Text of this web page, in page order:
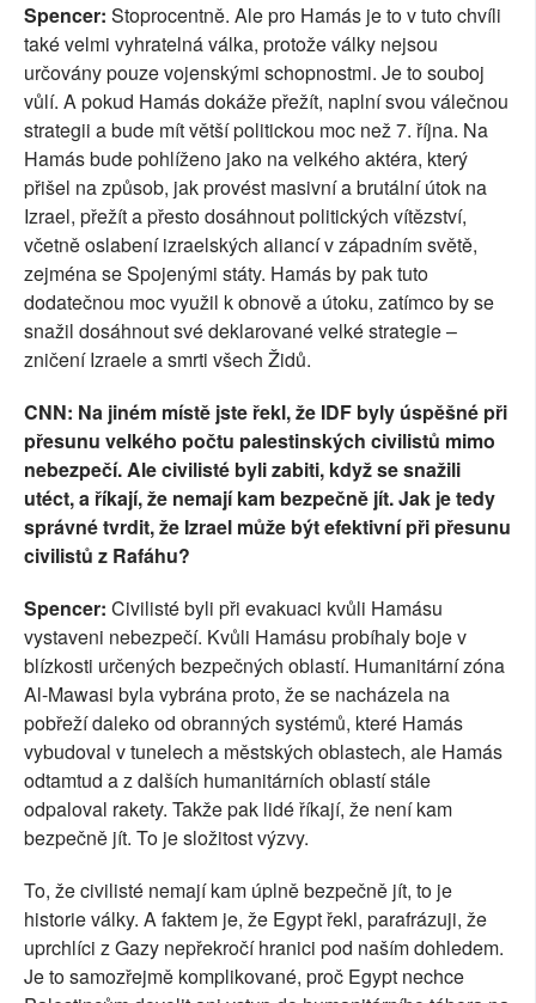
Spencer: Stoprocentně. Ale pro Hamás je to v tuto chvíli
také velmi vyhratelná válka, protože války nejsou
určovány pouze vojenskými schopnostmi. Je to souboj
vůlí. A pokud Hamás dokáže přežít, naplní svou válečnou
strategii a bude mít větší politickou moc než 7. října. Na
Hamás bude pohlíženo jako na velkého aktéra, který
přišel na způsob, jak provést masivní a brutální útok na
Izrael, přežít a přesto dosáhnout politických vítězství,
včetně oslabení izraelských aliancí v západním světě,
zejména se Spojenými státy. Hamás by pak tuto
dodatečnou moc využil k obnově a útoku, zatímco by se
snažil dosáhnout své deklarované velké strategie –
zničení Izraele a smrti všech Židů.
CNN: Na jiném místě jste řekl, že IDF byly úspěšné při
přesunu velkého počtu palestinských civilistů mimo
nebezpečí. Ale civilisté byli zabiti, když se snažili
utéct, a říkají, že nemají kam bezpečně jít. Jak je tedy
správné tvrdit, že Izrael může být efektivní při přesunu
civilistů z Rafáhu?
Spencer: Civilisté byli při evakuaci kvůli Hamásu
vystaveni nebezpečí. Kvůli Hamásu probíhaly boje v
blízkosti určených bezpečných oblastí. Humanitární zóna
Al-Mawasi byla vybrána proto, že se nacházela na
pobřeží daleko od obranných systémů, které Hamás
vybudoval v tunelech a městských oblastech, ale Hamás
odtamtud a z dalších humanitárních oblastí stále
odpaloval rakety. Takže pak lidé říkají, že není kam
bezpečně jít. To je složitost výzvy.
To, že civilisté nemají kam úplně bezpečně jít, to je
historie války. A faktem je, že Egypt řekl, parafrázuji, že
uprchlíci z Gazy nepřekročí hranici pod naším dohledem.
Je to samozřejmě komplikované, proč Egypt nechce